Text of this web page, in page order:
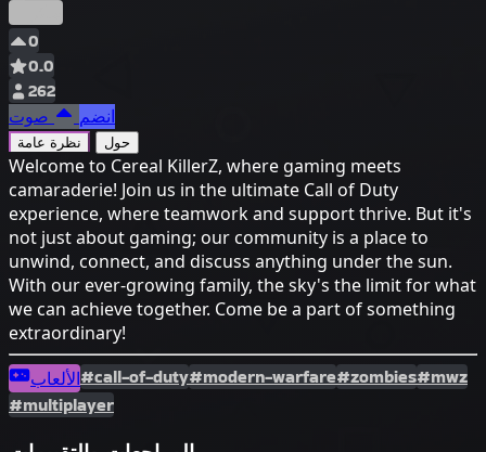
0
0.0
262
انضم
صوت
نظرة عامة حول
Welcome to Cereal KillerZ, where gaming meets
camaraderie! Join us in the ultimate Call of Duty
experience, where teamwork and support thrive. But it's
not just about gaming; our community is a place to
unwind, connect, and discuss anything under the sun.
With our ever-growing family, the sky's the limit for what
we can achieve together. Come be a part of something
extraordinary!
الألعاب#call-of-duty#modern-warfare#zombies#mwz
#multiplayer